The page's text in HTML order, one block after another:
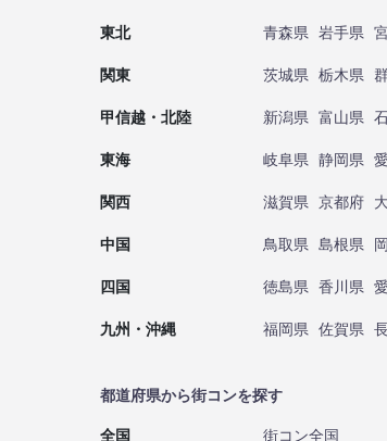
東北 青森県 岩手県
関東 茨城県 栃木県
甲信越・北陸 新潟県 富山県
東海 岐阜県 静岡県
関西 滋賀県 京都府
中国 鳥取県 島根県
四国 徳島県 香川県
九州・沖縄 福岡県 佐賀県
都道府県から街コンを探す
全国 街コン全国